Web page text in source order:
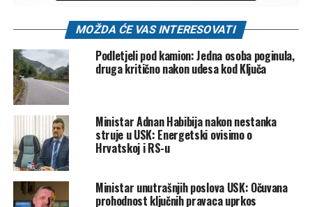
Donacija je vrijedna 378.000 KM i unaprijediće materijalno-
tehničke kapacitete MUP USK, što će se u konačnici
pozitivno odraziti na rad policije u kontekstu sigurnosnih
izazova, istakli su
poslova i Amel Kozlica direktor Uprave policije.
Nijaz Hušić, premijer USK naglasio je profesionalnu
saradnju USK sa Delegacijom EU i IOM sa kojima
implementiraju niz projekata, među kojima je i ovaj s ciljem
obezbjeđivanja opreme, izgradnje kapaciteta i stručne
pomoći za uspostavljanje integrisanog sistema upravljanja
migracijama i granicom u BiH.
MOŽDA ĆE VAS INTERESOVATI
Podletjeli pod kamion: Jedna osoba poginula,
druga kritično nakon udesa kod Ključa
Ministar Adnan Habibija nakon nestanka
struje u USK: Energetski ovisimo o
Hrvatskoj i RS-u
Ministar unutrašnjih poslova USK: Očuvana
prohodnost ključnih pravaca uprkos